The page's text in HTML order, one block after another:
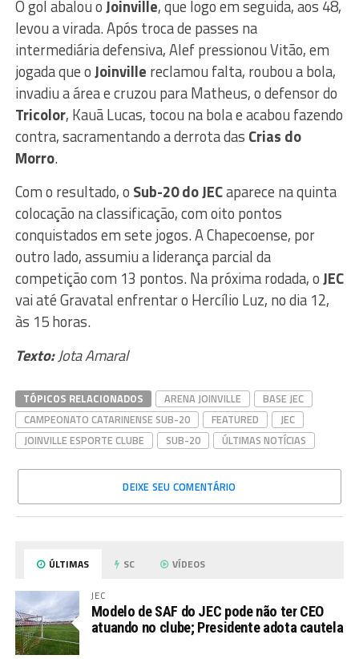
O gol abalou oJoinville, que logo em seguida, aos 48,
levou a virada. Após troca de passes na
intermediária defensiva, Alef pressionou Vitão, em
jogada que oJoinville reclamou falta, roubou a bola,
invadiu a área e cruzou para Matheus, o defensor do
Tricolor, Kauã Lucas, tocou na bola e acabou fazendo
contra, sacramentando a derrota das Crias do
Morro.
Com o resultado, o Sub-20 do JECaparece na quinta
colocação na classificação, com oito pontos
conquistados em sete jogos. A Chapecoense, por
outro lado, assumiu a liderança parcial da
competição com 13 pontos. Na próxima rodada, oJEC
vai até Gravatal enfrentar o Hercílio Luz, no dia 12,
às 15 horas.
Texto:Jota Amaral
TÓPICOS RELACIONADOS ARENA JOINVILLE
BASE JEC
CAMPEONATO CATARINENSE SUB-20
FEATURED
JEC
JOINVILLE ESPORTE CLUBE
SUB-20 ÚLTIMAS NOTÍCIAS
DEIXE SEU COMENTÁRIO
ÚLTIMAS SC VÍDEOS
JEC
Modelo de SAF do JEC pode não ter CEO
atuando no clube; Presidente adota cautela